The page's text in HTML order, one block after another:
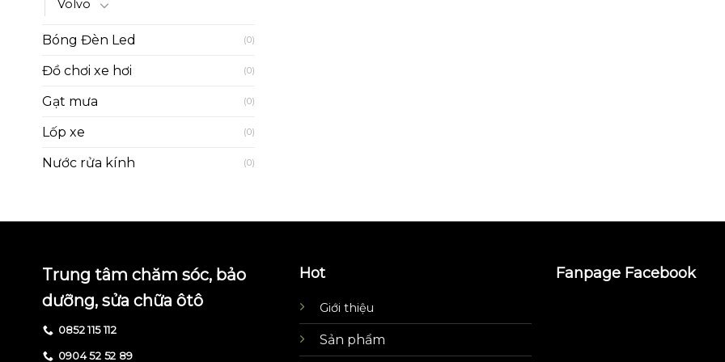
Volvo
Bóng Đèn Led (0)
Đồ chơi xe hơi (0)
Gạt mưa (0)
Lốp xe (0)
Nước rửa kính (0)
Trung tâm chăm sóc, bảo
dưỡng, sửa chữa ôtô
0852 115 112
0904 52 52 89
Hot
Giới thiệu
Sản phẩm
Fanpage Facebook